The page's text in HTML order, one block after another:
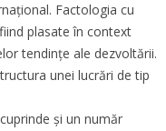
Factologia cu
plasate în context
tendințe ale dezvoltării.
unei lucrări de tip
și un număr